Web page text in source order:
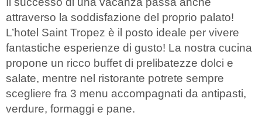
attraverso la soddisfazione del proprio palato!
L’hotel Saint Tropez è il posto ideale per vivere
fantastiche esperienze di gusto! La nostra cucina
propone un ricco buffet di prelibatezze dolci e
salate, mentre nel ristorante potrete sempre
scegliere fra 3 menu accompagnati da antipasti,
verdure, formaggi e pane.